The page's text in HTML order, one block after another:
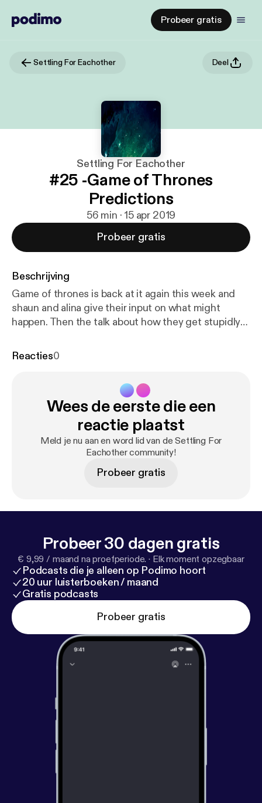
Probeer gratis
Settling For Eachother Deel
Settling For Eachother
#25 -Game of Thrones
Predictions
56 min · 15 apr 2019
Probeer gratis
Beschrijving
Game of thrones is back at it again this week and
shaun and alina give their input on what might
happen. Then the talk about how they get stupidly
Reacties0
Wees de eerste die een
reactie plaatst
Meld je nu aan en word lid van de Settling For
Eachother community!
Probeer gratis
Probeer 30 dagen gratis
€ 9,99 / maand na proefperiode. · Elk moment opzegbaar
Podcasts die je alleen op Podimo hoort
20 uur luisterboeken / maand
Gratis podcasts
Probeer gratis